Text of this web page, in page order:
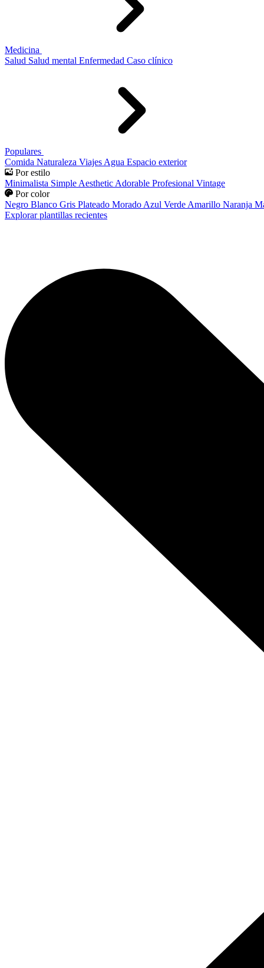
Medicina
Salud Salud mental Enfermedad Caso clínico
Populares
Comida Naturaleza Viajes Agua Espacio exterior
Por estilo
Minimalista Simple Aesthetic Adorable Profesional Vintage
Por color
Negro Blanco Gris Plateado Morado Azul Verde Amarillo Naranja
Explorar plantillas recientes